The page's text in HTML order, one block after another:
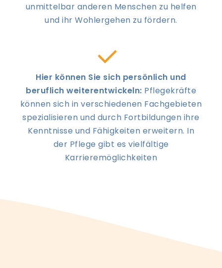
unmittelbar anderen Menschen zu helfen
und ihr Wohlergehen zu fördern.
Hier können Sie sich persönlich und
beruflich weiterentwickeln: Pflegekräfte
können sich in verschiedenen Fachgebieten
spezialisieren und durch Fortbildungen ihre
Kenntnisse und Fähigkeiten erweitern. In
der Pflege gibt es vielfältige
Karrieremöglichkeiten